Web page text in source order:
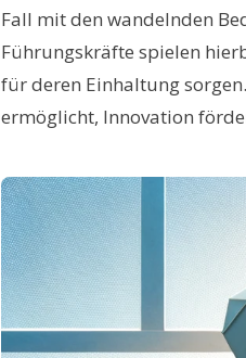
Fall mit den wandelnden
Führungskräfte spielen
für deren Einhaltung
ermöglicht, Innovation